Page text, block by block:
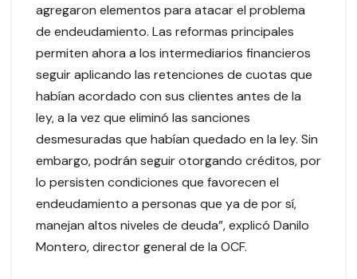
agregaron elementos para atacar el problema
de endeudamiento. Las reformas principales
permiten ahora a los intermediarios financieros
seguir aplicando las retenciones de cuotas que
habían acordado con sus clientes antes de la
ley, a la vez que eliminó las sanciones
desmesuradas que habían quedado en la ley. Sin
embargo, podrán seguir otorgando créditos, por
lo persisten condiciones que favorecen el
endeudamiento a personas que ya de por sí,
manejan altos niveles de deuda”, explicó Danilo
Montero, director general de la OCF.